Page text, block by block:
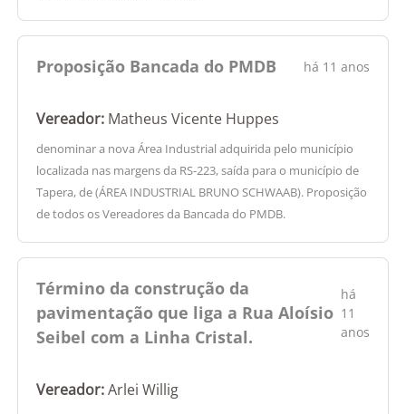
Proposição Bancada do PMDB há 11 anos
Vereador: Matheus Vicente Huppes
denominar a nova Área Industrial adquirida pelo município
localizada nas margens da RS-223, saída para o município de
Tapera, de (ÁREA INDUSTRIAL BRUNO SCHWAAB). Proposição
de todos os Vereadores da Bancada do PMDB.
Término da construção da
pavimentação que liga a Rua Aloísio
Seibel com a Linha Cristal.
há
11
anos
Vereador:Arlei Willig